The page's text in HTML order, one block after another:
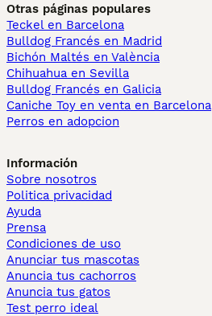
Otras páginas populares
Teckel en Barcelona
Bulldog Francés en Madrid
Bichón Maltés en València
Chihuahua en Sevilla
Bulldog Francés en Galicia
Caniche Toy en venta en Barcelona
Perros en adopcion
Información
Sobre nosotros
Politica privacidad
Ayuda
Prensa
Condiciones de uso
Anunciar tus mascotas
Anuncia tus cachorros
Anuncia tus gatos
Test perro ideal